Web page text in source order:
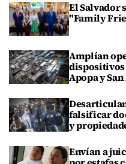
El Salvador
"Family
Amplían
Apopa y
falsificar
y
Envían a